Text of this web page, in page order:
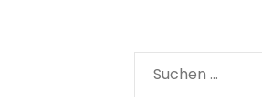
Suchen
nach: